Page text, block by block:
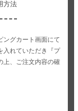
方法
ングカート画面にて
入れていただき
『プ
上、ご注文内容の確